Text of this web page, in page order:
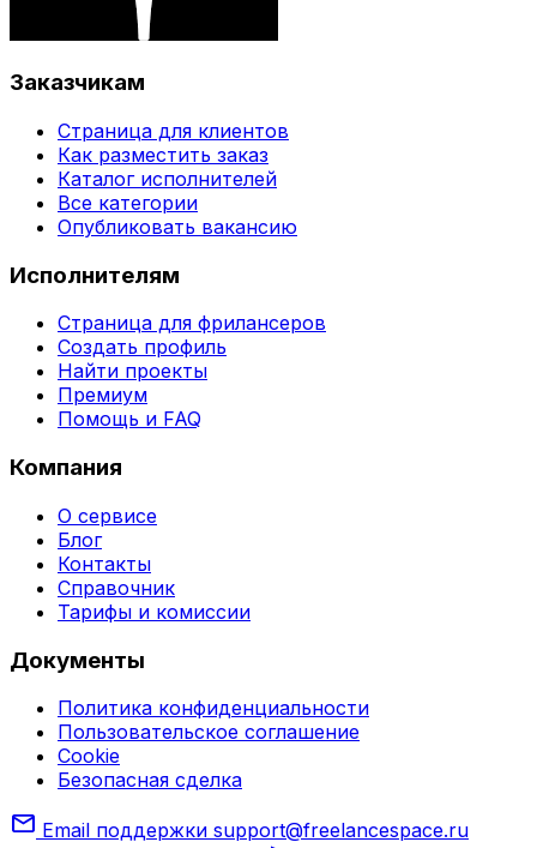
Заказчикам
Страница для клиентов
Как разместить заказ
Каталог исполнителей
Все категории
Опубликовать вакансию
Исполнителям
Страница для фрилансеров
Создать профиль
Найти проекты
Премиум
Помощь и FAQ
Компания
О сервисе
Блог
Контакты
Справочник
Тарифы и комиссии
Документы
Политика конфиденциальности
Пользовательское соглашение
Cookie
Безопасная сделка
mail Email поддержки support@freelancespace.ru